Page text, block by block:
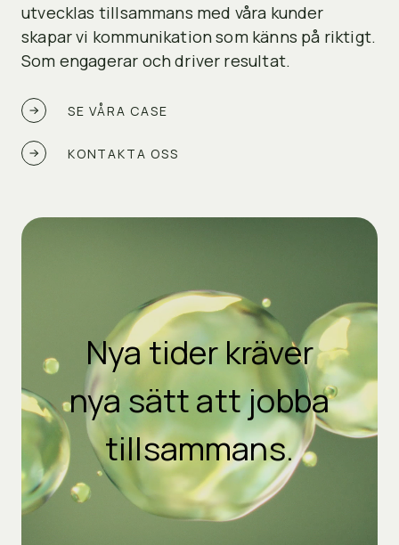
utvecklas tillsammans med våra kunder
skapar vi kommunikation som känns på riktigt.
Som engagerar och driver resultat.
SE VÅRA CASE
KONTAKTA OSS
Nya tider kräver
nya sätt att jobba
tillsammans.